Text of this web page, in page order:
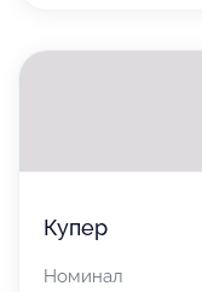
Купер
Номинал